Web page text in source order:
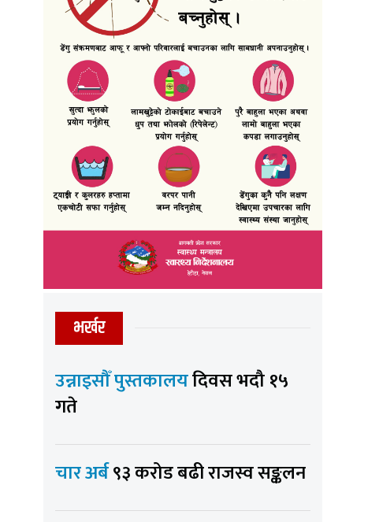
भर्खर
उन्नाइसौँ पुस्तकालयदिवस भदौ १५
गते
चार अर्ब९३ करोड बढी राजस्व सङ्कलन